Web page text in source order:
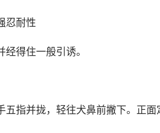
忍耐性
得住一般引诱。
五指并拢，轻往犬鼻前撇下。正面